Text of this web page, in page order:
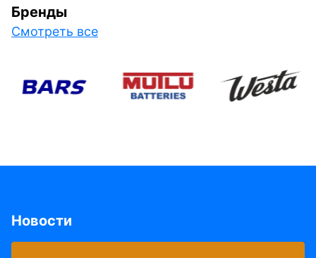
Бренды
Смотреть все
Новости